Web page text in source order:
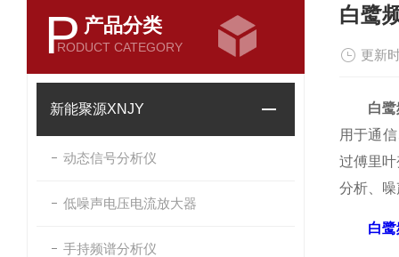
P 产品分类
RODUCT CATEGORY
新能聚源XNJY
动态信号分析仪
低噪声电压电流放大器
手持频谱分析仪
白鹭
更新
白
用于通
过傅里
分析、
白